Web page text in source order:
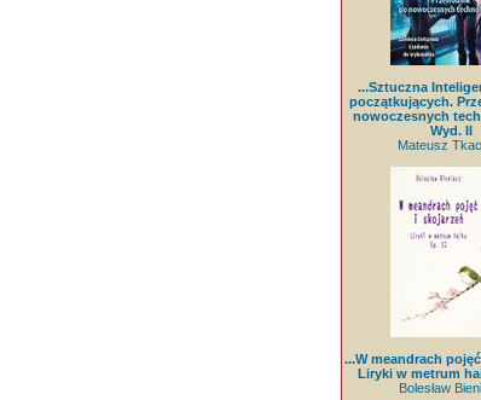
...Sztuczna
początkujących.
nowoczesnych
Wyd. II
Mateusz
...W meandrach
Liryki w metrum
Bolesław